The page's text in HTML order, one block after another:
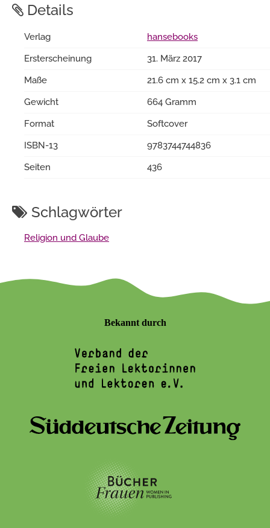
Details
Verlag
hansebooks
Ersterscheinung
31. März 2017
Maße
21.6 cm x 15.2 cm x 3.1 cm
Gewicht
664 Gramm
Format
Softcover
ISBN-13
9783744744836
Seiten
436
Schlagwörter
Religion und Glaube
Bekannt durch